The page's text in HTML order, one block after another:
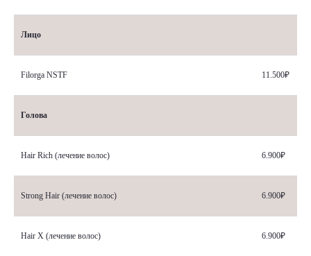
Лицо
Filorga NSTF 11.500₽
Голова
Hair Rich (лечение волос) 6.900₽
Strong Hair (лечение волос) 6.900₽
Hair Х (лечение волос) 6.900₽